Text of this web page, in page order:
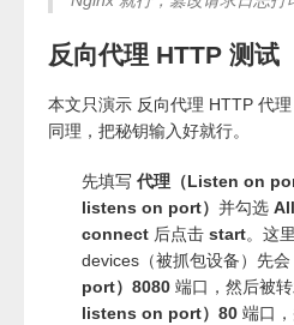
反向代理 HTTP 测试
本文只演示 反向代理 HTTP 代
同理，把秘钥输入好就行。
先填写 代理（Listen on
listens on port） 并勾选
connect 后点击 start。这
devices（被抓包设备）先会
port）8080 端口，然后被
listens on port）80 端口